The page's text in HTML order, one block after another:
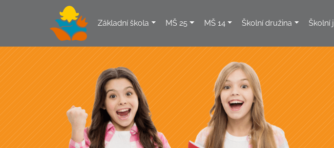
Základní škola MŠ 25 MŠ 14 Školní družina Školní